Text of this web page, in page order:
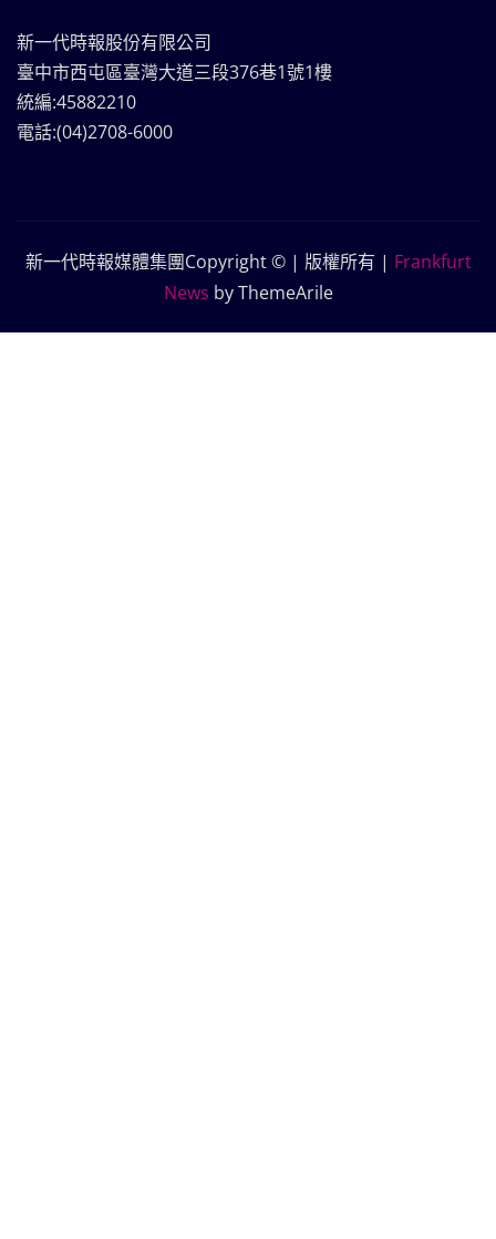
新一代時報股份有限公司
臺中市西屯區臺灣大道三段376巷1號1樓
統編:45882210
電話:(04)2708-6000
新一代時報媒體集團Copyright © | 版權所有 | Frankfurt
News by ThemeArile